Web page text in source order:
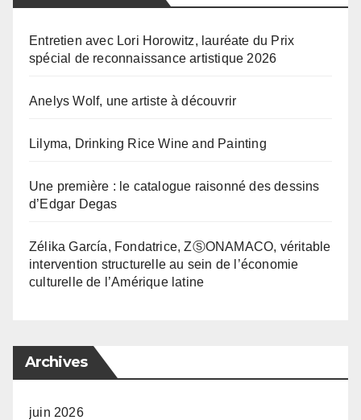
Entretien avec Lori Horowitz, lauréate du Prix
spécial de reconnaissance artistique 2026
Anelys Wolf, une artiste à découvrir
Lilyma, Drinking Rice Wine and Painting
Une première : le catalogue raisonné des dessins
d’Edgar Degas
Zélika García, Fondatrice, ZⓈONAMACO, véritable
intervention structurelle au sein de l’économie
culturelle de l’Amérique latine
Archives
juin 2026